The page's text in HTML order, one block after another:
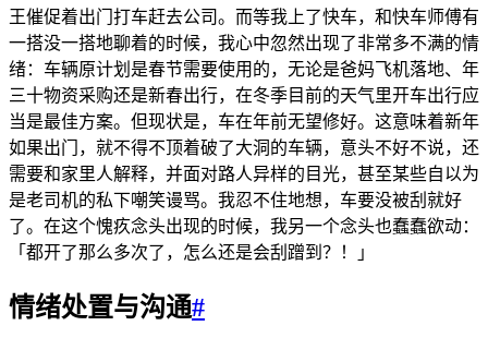
王催促着出门打车赶去公司。而等我上了快车，和快车师傅有
一搭没一搭地聊着的时候，我心中忽然出现了非常多不满的情
绪：车辆原计划是春节需要使用的，无论是爸妈飞机落地、年
三十物资采购还是新春出行，在冬季目前的天气里开车出行应
当是最佳方案。但现状是，车在年前无望修好。这意味着新年
如果出门，就不得不顶着破了大洞的车辆，意头不好不说，还
需要和家里人解释，并面对路人异样的目光，甚至某些自以为
是老司机的私下嘲笑谩骂。我忍不住地想，车要没被刮就好
了。在这个愧疚念头出现的时候，我另一个念头也蠢蠢欲动：
「都开了那么多次了，怎么还是会刮蹭到？！」
情绪处置与沟通#